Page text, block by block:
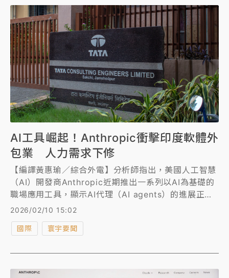
AI工具崛起！Anthropic衝擊印度軟體外
包業 人力需求下修
【編譯黃惠瑜／綜合外電】分析師指出，美國人工智慧
（AI）開發商Anthropic近期推出一系列以AI為基礎的
職場應用工具，顯示AI代理（AI agents）的進展正對
印度科技外包產業形成挑戰，並可能進一步壓抑人力需
Consultancy Services，TCS）在內的相關企業股價
兆4657億元台幣）產業，能否因應AI技術快速演進的
持續擔憂。
2026/02/10 15:02
國際 寰宇要聞